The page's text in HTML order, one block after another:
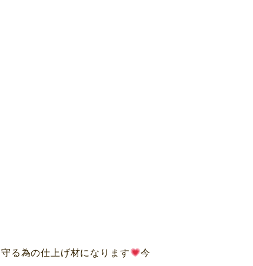
る為の仕上げ材になります
今